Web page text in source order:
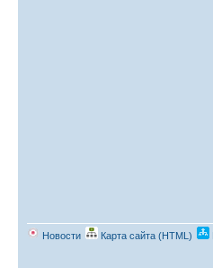
Новости Карта сайта (HTML)